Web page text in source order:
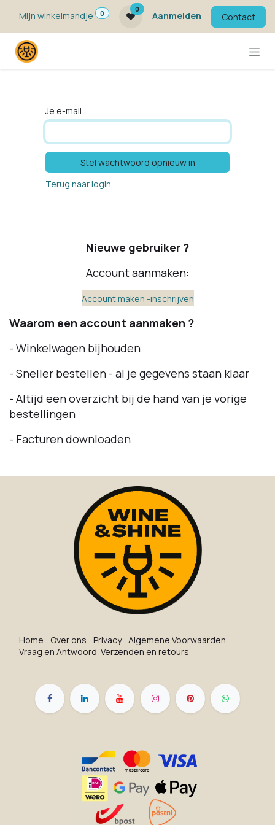
Mijn winkelmandje
0
0
Aanmelden Contact
Je e-mail
Stel wachtwoord opnieuw in
Terug naar login
Nieuwe gebruiker ?
Account aanmaken:
Account maken -inschrijven
Waarom een account aanmaken ?
- Winkelwagen bijhouden
- Sneller bestellen - al je gegevens staan klaar
- Altijd een overzicht bij de hand van je vorige
bestellingen
- Facturen downloaden
Ho​me O​ve​r on​s Privacy Algemene Voorwaarden
Vraag en Antwoord Verzenden en retours